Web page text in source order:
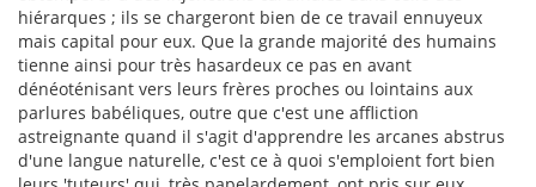
hiérarques ; ils se chargeront bien de ce travail ennuyeux
mais capital pour eux. Que la grande majorité des humains
tienne ainsi pour très hasardeux ce pas en avant
dénéoténisant vers leurs frères proches ou lointains aux
parlures babéliques, outre que c'est une affliction
astreignante quand il s'agit d'apprendre les arcanes abstrus
d'une langue naturelle, c'est ce à quoi s'emploient fort bien